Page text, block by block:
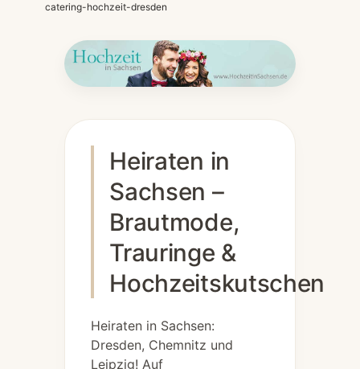
catering-hochzeit-dresden
Heiraten in
Sachsen –
Brautmode,
Trauringe &
Hochzeitskutschen
Heiraten in Sachsen:
Dresden, Chemnitz und
Leipzig! Auf